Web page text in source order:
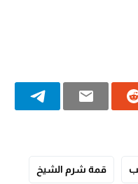
قمة شرم الشيخ